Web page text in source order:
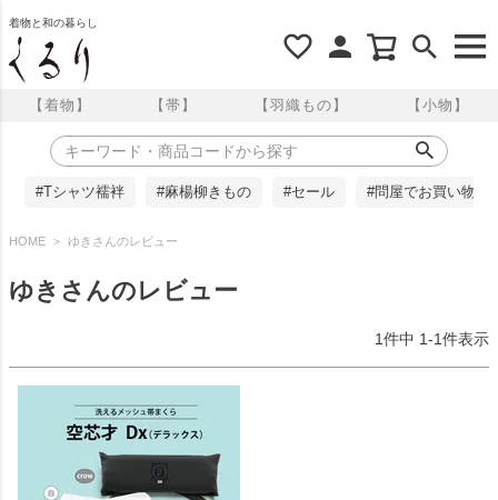
着物と和の暮らし
【着物】 【帯】 【羽織もの】 【小物】
#Tシャツ襦袢 #麻楊柳きもの #セール #問屋でお買い物
HOME ゆきさんのレビュー
ゆきさんのレビュー
1件中 1-1件表示